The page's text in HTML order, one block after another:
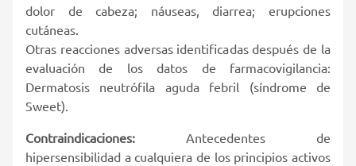
dolor de cabeza; náuseas, diarrea; erupciones
cutáneas.
Otras reacciones adversas identificadas después de la
evaluación de los datos de farmacovigilancia:
Dermatosis neutrófila aguda febril (síndrome de
Sweet).
Contraindicaciones: Antecedentes de
hipersensibilidad a cualquiera de los principios activos